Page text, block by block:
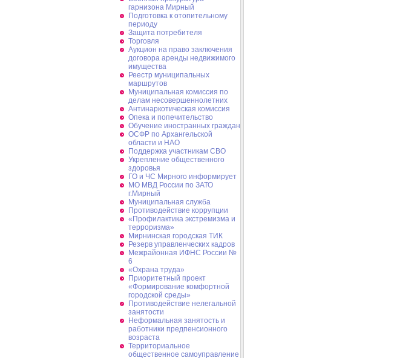
гарнизона Мирный
Подготовка к отопительному
периоду
Защита потребителя
Торговля
Аукцион на право заключения
договора аренды недвижимого
имущества
Реестр муниципальных
маршрутов
Муниципальная комиссия по
делам несовершеннолетних
Антинаркотическая комиссия
Опека и попечительство
Обучение иностранных граждан
ОСФР по Архангельской
области и НАО
Поддержка участникам СВО
Укрепление общественного
здоровья
ГО и ЧС Мирного информирует
МО МВД России по ЗАТО
г.Мирный
Муниципальная cлужба
Противодействие коррупции
«Профилактика экстремизма и
терроризма»
Мирнинская городская ТИК
Резерв управленческих кадров
Межрайонная ИФНС России №
6
«Охрана труда»
Приоритетный проект
«Формирование комфортной
городской среды»
Противодействие нелегальной
занятости
Неформальная занятость и
работники предпенсионного
возраста
Территориальное
общественное самоуправление